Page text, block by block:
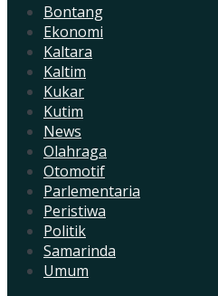
Bontang
Ekonomi
Kaltara
Kaltim
Kukar
Kutim
News
Olahraga
Otomotif
Parlementaria
Peristiwa
Politik
Samarinda
Umum